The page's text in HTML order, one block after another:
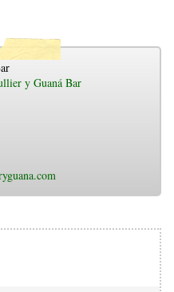
y Guaná Bar